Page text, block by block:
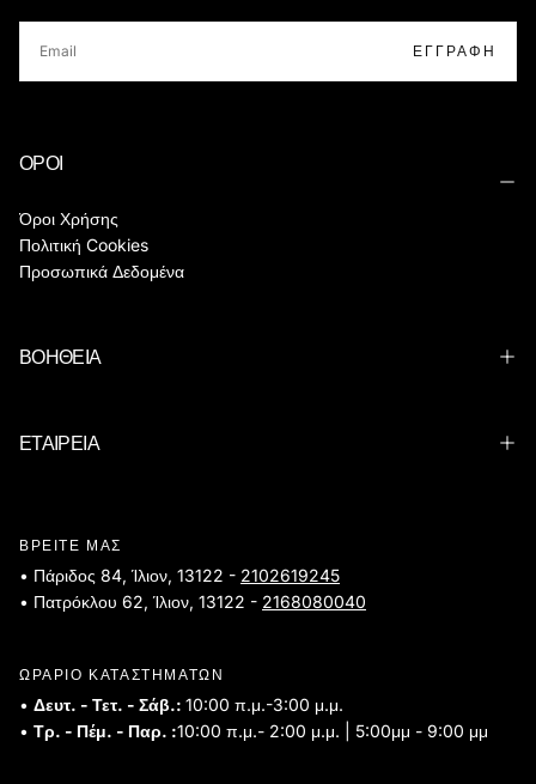
ΕΓΓΡΑΦΉ
ΟΡΟΙ
Όροι Χρήσης
Πολιτική Cookies
Προσωπικά Δεδομένα
ΒΟΗΘΕΙΑ
ΕΤΑΙΡΕΙΑ
ΒΡΕΙΤΕ ΜΑΣ
• Πάριδος 84, Ίλιον, 13122 - 2102619245
• Πατρόκλου 62, Ίλιον, 13122 - 2168080040
ΩΡΑΡΙΟ ΚΑΤΑΣΤΗΜΑΤΩΝ
• Δευτ. - Τετ. - Σάβ.: 10:00 π.μ.-3:00 μ.μ.
• Τρ. - Πέμ. - Παρ. :10:00 π.μ.- 2:00 μ.μ. | 5:00μμ - 9:00 μμ